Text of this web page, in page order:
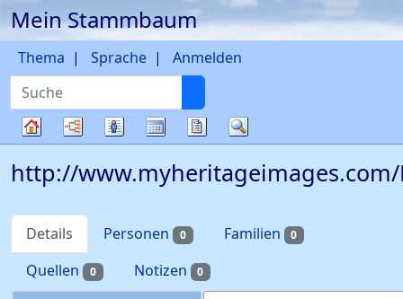
Weiter zu Hauptseite
Mein Stammbaum
Suche
Thema Sprache Anmelden
Diagramme
Listen KalenderBerichte
http://www.myheritageimages.com/
Details Personen 0 Familien 0
Quellen 0 Notizen 0